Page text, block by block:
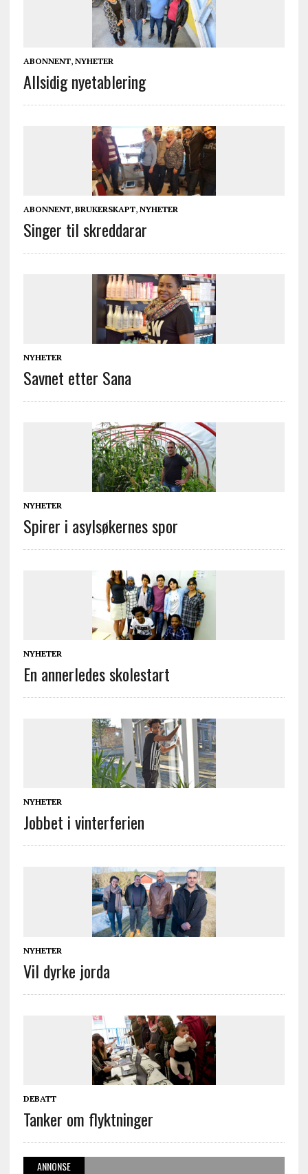
ABONNENT, NYHETER
Allsidig nyetablering
ABONNENT, BRUKERSKAPT, NYHETER
Singer til skreddarar
NYHETER
Savnet etter Sana
NYHETER
Spirer i asylsøkernes spor
NYHETER
En annerledes skolestart
NYHETER
Jobbet i vinterferien
NYHETER
Vil dyrke jorda
DEBATT
Tanker om flyktninger
ANNONSE